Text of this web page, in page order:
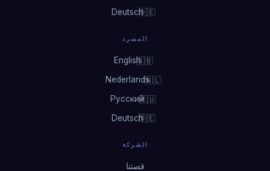
🇩🇪
Deutsch
المسرد
🇬🇧
English
🇳🇱
Nederlands
🇷🇺
Русский
🇩🇪
Deutsch
الشركة
قصتنا